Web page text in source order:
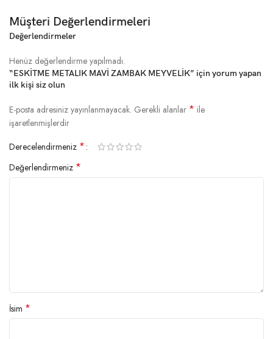
Müşteri Değerlendirmeleri
Değerlendirmeler
Henüz değerlendirme yapılmadı.
“ESKİTME METALIK MAVİ ZAMBAK MEYVELİK” için yorum yapan
ilk kişi siz olun
E-posta adresiniz yayınlanmayacak. Gerekli alanlar * ile
işaretlenmişlerdir
Derecelendirmeniz *
Değerlendirmeniz *
İsim *